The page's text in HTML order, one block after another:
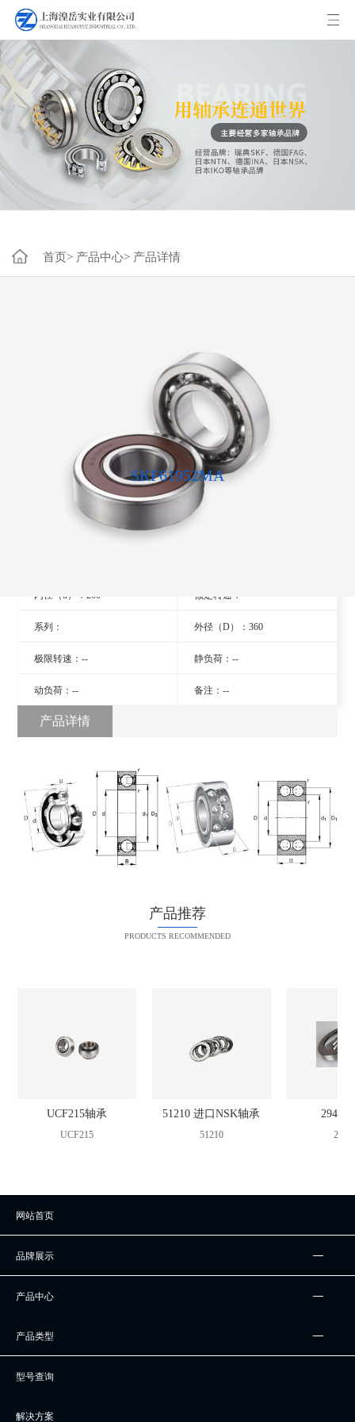
首页> 产品中心> 产品详情
SKF61952MA
型号：61952MA
内径（d）：260 额定转速：- -
系列： 外径（D）：360
极限转速：-- 静负荷：--
动负荷：-- 备注：--
产品详情
产品推荐
PRODUCTS RECOMMENDED
UCF215轴承
UCF215
51210 进口NSK轴承
51210
29420
网站首页
品牌展示
产品中心
产品类型
型号查询
解决方案